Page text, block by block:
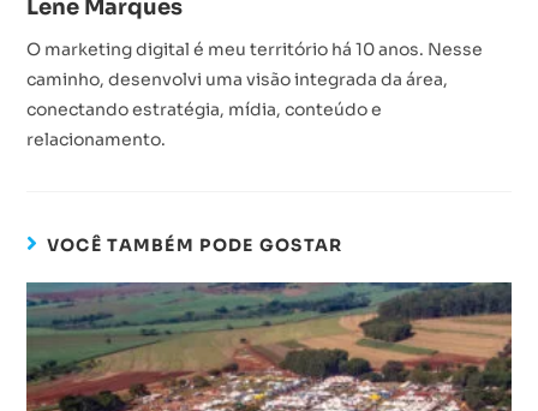
Lene Marques
O marketing digital é meu território há 10 anos. Nesse
caminho, desenvolvi uma visão integrada da área,
conectando estratégia, mídia, conteúdo e
relacionamento.
VOCÊ TAMBÉM PODE GOSTAR